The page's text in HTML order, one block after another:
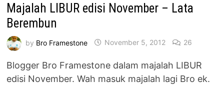
Majalah LIBUR edisi November – Lata
Berembun
by Bro Framestone November 5, 2012 26
Blogger Bro Framestone dalam majalah LIBUR
edisi November. Wah masuk majalah lagi Bro ek.